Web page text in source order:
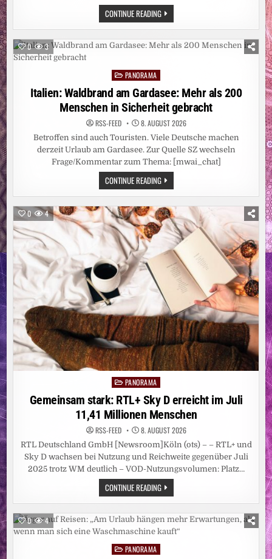
CONTINUE READINGNORWEGEN:
DEUTSCHER
REISEBUS
NORWEGEN
VERUNGLÜCKT
0 3
Posted
in
PANORAMA
Italien: Waldbrand am Gardasee: Mehr als 200
Menschen in Sicherheit gebracht
RSS-FEED 8. AUGUST 2026
Betroffen sind auch Touristen. Viele Deutsche machen
derzeit Urlaub am Gardasee. Zur Quelle SZ wechseln
Frage/Kommentar zum Thema: [mwai_chat]
CONTINUE READINGITALIEN:
WALDBRAND
AM
MEHR
ALS
200
MENSCHEN
SICHERHEIT
GEBRACHT
0 4
Posted
in
PANORAMA
Gemeinsam stark: RTL+ Sky D erreicht im Juli
11,41 Millionen Menschen
RSS-FEED 8. AUGUST 2026
RTL Deutschland GmbH [Newsroom]Köln (ots) – – RTL+ und
Sky D wachsen bei Nutzung und Reichweite gegenüber Juli
2025 trotz WM deutlich – VOD-Nutzungsvolumen: Platz…
CONTINUE READINGGEMEINSAM
STARK:
RTL+
SKY
D
ERREICHT
IM
0 4
PostedPANORAMA